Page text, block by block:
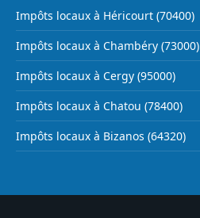
Impôts locaux à Héricourt (70400)
Impôts locaux à Chambéry (73000)
Impôts locaux à Cergy (95000)
Impôts locaux à Chatou (78400)
Impôts locaux à Bizanos (64320)